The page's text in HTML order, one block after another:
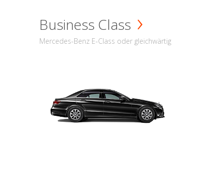
Business Class
Mercedes-Benz E-Class oder gleichwärtig